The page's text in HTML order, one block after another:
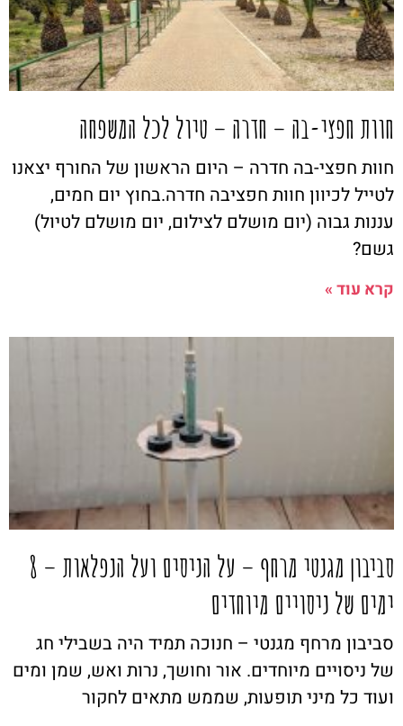
חוות חפצי-בה – חדרה – טיול לכל המשפחה
חוות חפצי-בה חדרה – היום הראשון של החורף יצאנו
לטייל לכיוון חוות חפציבה חדרה.בחוץ יום חמים,
עננות גבוה (יום מושלם לצילום, יום מושלם לטיול)
גשם?
קרא עוד »
סביבון מגנטי מרחף – על הניסים ועל הנפלאות – 8
ימים של ניסויים מיוחדים
סביבון מרחף מגנטי – חנוכה תמיד היה בשבילי חג
של ניסויים מיוחדים. אור וחושך, נרות ואש, שמן ומים
ועוד כל מיני תופעות, שממש מתאים לחקור